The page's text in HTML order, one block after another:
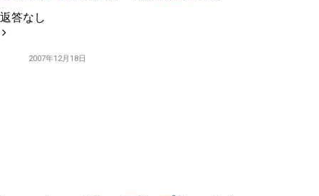
返答なし
2007年12月18日